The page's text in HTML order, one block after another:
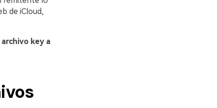
de iCloud,
key a